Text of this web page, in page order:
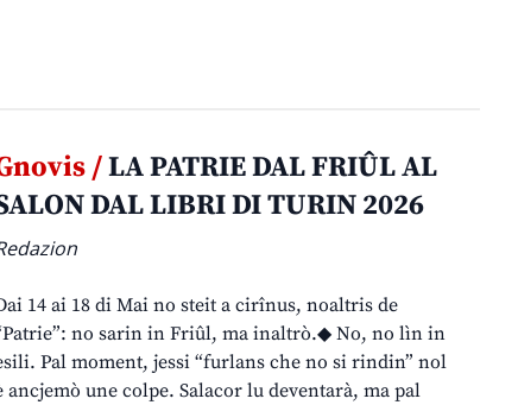
/LA PATRIE DAL FRIÛL AL
DAL LIBRI DI TURIN 2026
14 ai 18 di Mai no steit a cirînus, noaltris de
no sarin in Friûl, ma inaltrò.◆ No, no lìn in
Pal moment, jessi “furlans che no si rindin” nol
ancjemò une colpe. Salacor lu deventarà, ma pal